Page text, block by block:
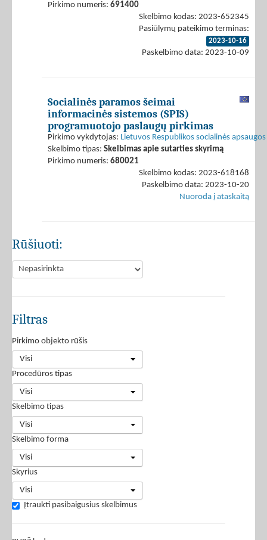
Pirkimo numeris: 691400
Skelbimo kodas: 2023-652345
Pasiūlymų pateikimo terminas:
2023-10-16
Paskelbimo data: 2023-10-09
Socialinės paramos šeimai
informacinės sistemos (SPIS)
programuotojo paslaugų pirkimas
Pirkimo vykdytojas: Lietuvos Respublikos socialinės
Skelbimo tipas: Skelbimas apie sutarties skyrimą
Pirkimo numeris: 680021
Skelbimo kodas: 2023-618168
Paskelbimo data: 2023-10-20
Nuoroda į ataskaitą
Rūšiuoti:
Filtras
Pirkimo objekto rūšis
Visi
Procedūros tipas
Visi
Skelbimo tipas
Visi
Skelbimo forma
Visi
Skyrius
Visi
Įtraukti pasibaigusius skelbimus